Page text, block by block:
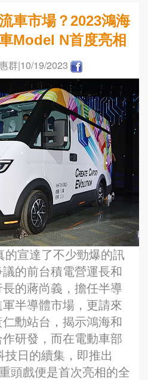
車市場？2023鴻海
Model N首度亮相
群|10/19/2023
的宣達了不少勁爆的訊
的前台積電營運長和
的蔣尚義，擔任半導
半導體市場，更請來
勳站台，揭示鴻海和
研發，而在電動車部
技日的續集，即推出
頭戲便是首次亮相的全